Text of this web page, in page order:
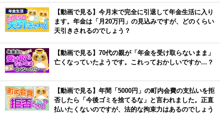
【動画で見る】今月末で完全に引退して年金生活に入り
ます。年金は「月20万円」の見込みですが、どのくらい
天引きされるのでしょう？
【動画で見る】70代の親が「年金を受け取らないまま」
亡くなっていたようです。これっておかしいですか…？
【動画で見る】年間「5000円」の町内会費の支払いを拒
否したら「今後ゴミを捨てるな」と言われました。正直
払いたくないのですが、法的な拘束力はあるのでしょう